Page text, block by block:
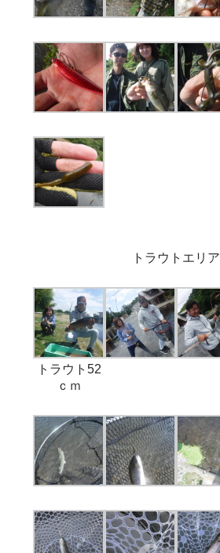
トラウトエリア
トラウト52
ｃｍ